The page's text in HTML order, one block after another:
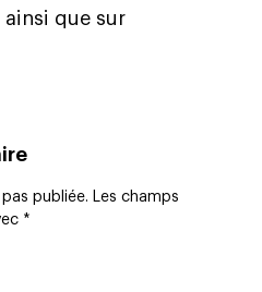
ainsi que sur
publiée. Les champs
*